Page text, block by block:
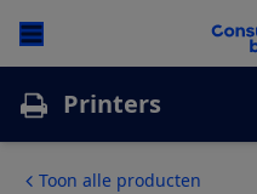
Printers
Toon alle producten